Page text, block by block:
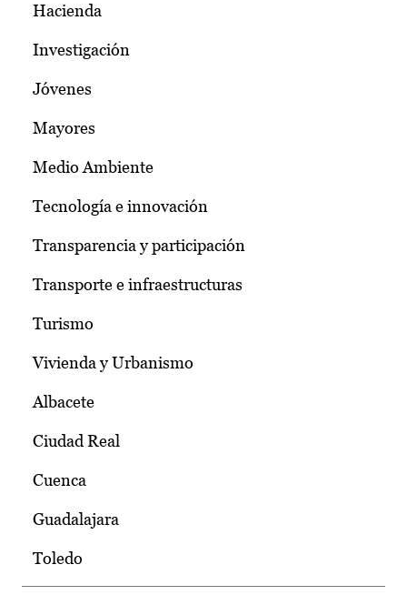
Hacienda
Investigación
Jóvenes
Mayores
Medio Ambiente
Tecnología e innovación
Transparencia y participación
Transporte e infraestructuras
Turismo
Vivienda y Urbanismo
Albacete
Ciudad Real
Cuenca
Guadalajara
Toledo